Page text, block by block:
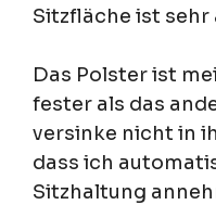
Sitzfläche ist sehr
Das Polster ist
fester als das
versinke nicht in
dass ich
Sitzhaltung